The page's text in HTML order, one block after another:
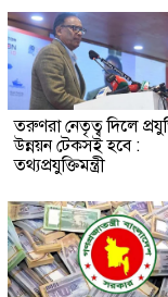
তরুণরা নেতৃত্ব দিলে
উন্নয়ন টেকসই হবে :
তথ্যপ্রযুক্তিমন্ত্রী